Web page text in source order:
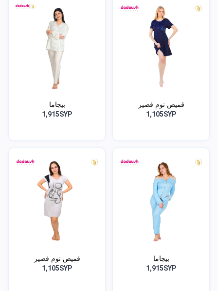
قميص نوم قصير
1,105SYP
بيجاما
1,915SYP
بيجاما
1,915SYP
قميص نوم قصير
1,105SYP